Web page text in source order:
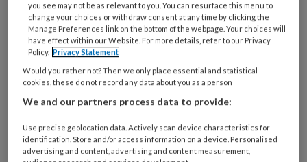
Wil je dit artikel lezen?
Maak gratis een account aan en lees 2
artikelen gratis per maand
Al een account of abonnement?Log dan in
Wat
is
you see may not be as relevant to you. You can resurface this menu to
change your choices or withdraw consent at any time by clicking the
Manage Preferences link on the bottom of the webpage. Your choices will
have effect within our Website. For more details, refer to our Privacy
Policy. Privacy Statement
Would you rather not? Then we only place essential and statistical
cookies, these do not record any data about you as a person
We and our partners process data to provide:
Use precise geolocation data. Actively scan device characteristics for
identification. Store and/or access information on a device. Personalised
advertising and content, advertising and content measurement,